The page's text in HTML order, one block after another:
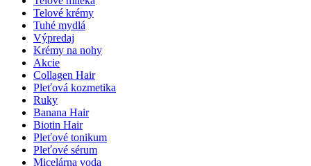
Telové krémy
Tuhé mydlá
Výpredaj
Krémy na nohy
Akcie
Collagen Hair
Pleťová kozmetika
Ruky
Banana Hair
Biotin Hair
Pleťové tonikum
Pleťové sérum
Micelárna voda